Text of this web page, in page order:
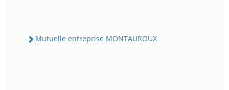
Mutuelle entreprise MONTAUROUX